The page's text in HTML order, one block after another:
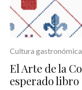
Cultura gastronómica
El Arte de la
esperado